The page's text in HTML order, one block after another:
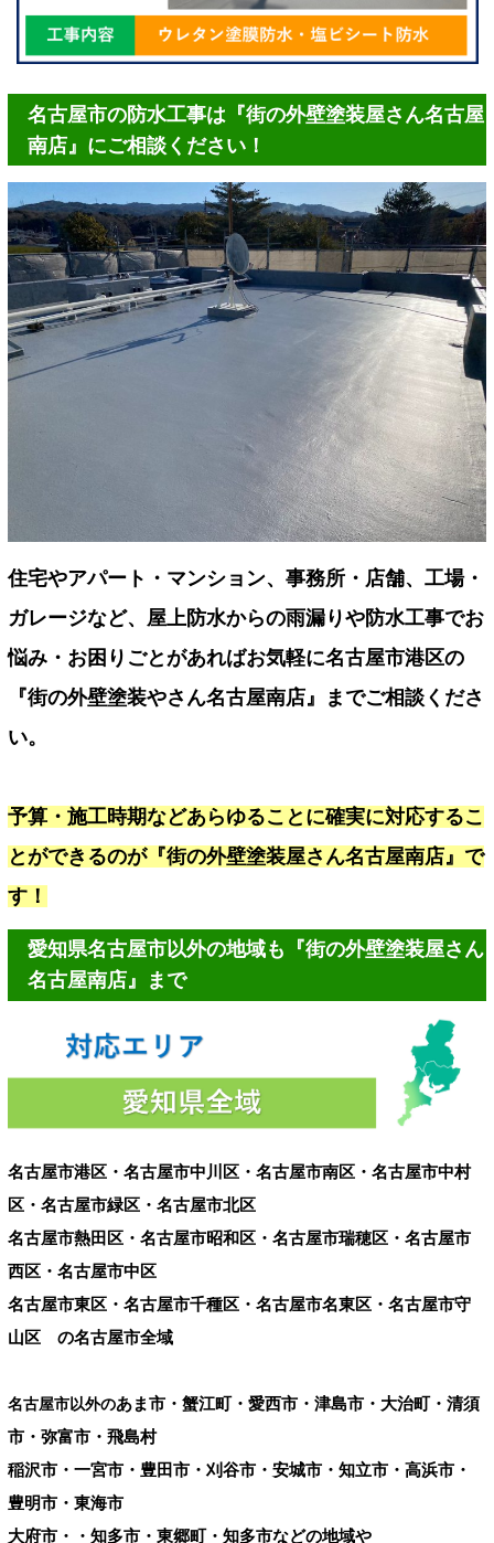
名古屋市の防水工事は『街の外壁塗装屋さん名古屋
南店』にご相談ください！
住宅やアパート・マンション、事務所・店舗、工場・
ガレージなど、屋上防水からの雨漏りや防水工事でお
悩み・お困りごとがあればお気軽に名古屋市港区の
『街の外壁塗装やさん名古屋南店』までご相談くださ
い。
予算・施工時期などあらゆることに確実に対応するこ
とができるのが『街の外壁塗装屋さん名古屋南店』で
す！
愛知県名古屋市以外の地域も『街の外壁塗装屋さん
名古屋南店』まで
名古屋市港区・名古屋市中川区・名古屋市南区・名古屋市中村
区・名古屋市緑区・名古屋市北区
名古屋市熱田区・名古屋市昭和区・名古屋市瑞穂区・名古屋市
西区・名古屋市中区
名古屋市東区・名古屋市千種区・名古屋市名東区・名古屋市守
山区 の名古屋市全域
名古屋市以外のあま市・蟹江町・愛西市・津島市・大治町・清須
市・弥富市・飛島村
稲沢市・一宮市・豊田市・刈谷市・安城市・知立市・高浜市・
豊明市・東海市
大府市・・知多市・東郷町・知多市などの地域や